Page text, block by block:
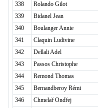
338
Rolando Gilot
339
Bidanel Jean
340
Boulanger Annie
341
Claquin Ludivine
342
Dellali Adel
343
Passos Christophe
344
Remond Thomas
345
Bernandberoy Rémi
346
Chmelař Ondřej